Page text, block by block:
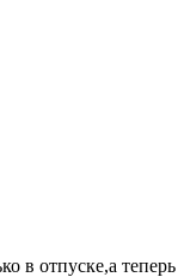
в отпуске,а